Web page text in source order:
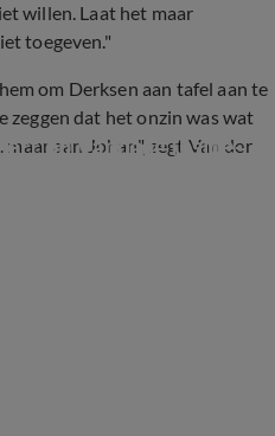
willen. Laat het maar
toegeven."
om Derksen aan tafel aan te
zeggen dat het onzin was wat
aan Johan", zegt Van der
op Vandaag Inside-